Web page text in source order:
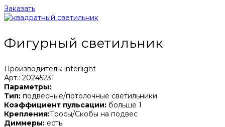
Заказать
Фигурный светильник
Производитель: interlight
Арт.: 20245231
Параметры:
Тип: подвесные/потолочные светильники
Коэффициент пульсации: больше 1
Крепления:Тросы/Скобы на подвес
Диммеры: есть